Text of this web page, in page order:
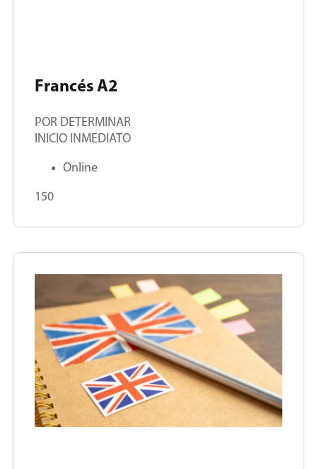
Francés A2
POR DETERMINAR
INICIO INMEDIATO
Online
150